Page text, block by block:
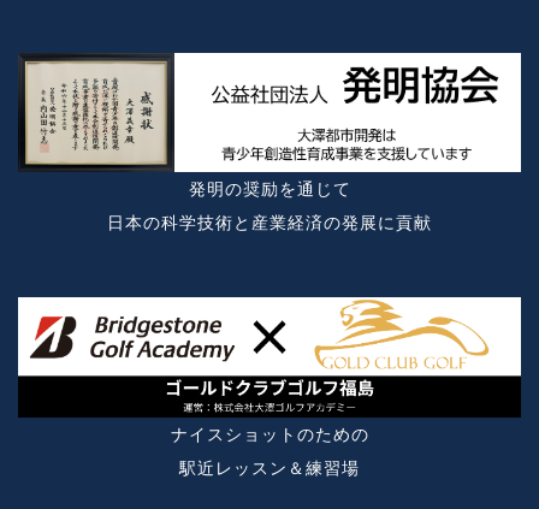
発明の奨励を通じて
日本の科学技術と産業経済の発展に貢献
ナイスショットのための
駅近レッスン＆練習場